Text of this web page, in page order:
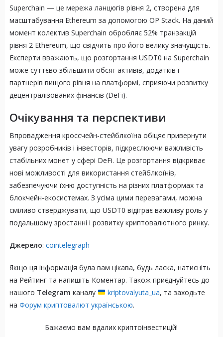
Superchain — це мережа ланцюгів рівня 2, створена для
масштабування Ethereum за допомогою OP Stack. На даний
момент колектив Superchain обробляє 52% транзакцій
рівня 2 Ethereum, що свідчить про його велику значущість.
Експерти вважають, що розгортання USDT0 на Superchain
може суттєво збільшити обсяг активів, додатків і
партнерів вищого рівня на платформі, сприяючи розвитку
децентралізованих фінансів (DeFi).
Очікування та перспективи
Впровадження кроссчейн-стейблкоїна обіцяє привернути
увагу розробників і інвесторів, підкреслюючи важливість
стабільних монет у сфері DeFi. Це розгортання відкриває
нові можливості для використання стейблкоїнів,
забезпечуючи їхню доступність на різних платформах та
блокчейн-екосистемах. З усіма цими перевагами, можна
сміливо стверджувати, що USDT0 відіграє важливу роль у
подальшому зростанні і розвитку криптовалютного ринку.
Джерело: cointelegraph
Якщо ця інформація була вам цікава, будь ласка, натисніть
на Рейтинг та напишіть Коментар. Також приєднуйтесь до
нашого Telegram каналу kriptovalyuta_ua, та заходьте
на Форум криптовалют українською.
Бажаємо вам вдалих криптоінвестицій!